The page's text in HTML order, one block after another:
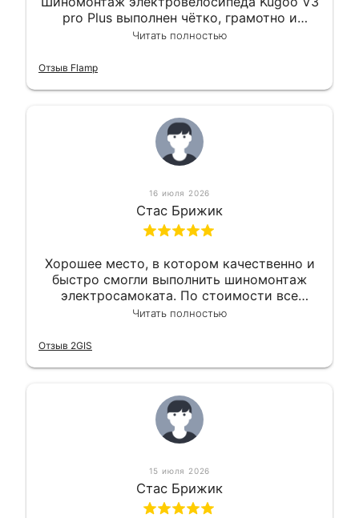
pro Plus выполнен чётко, грамотно и
квалифицированно. Всё сделано
Читать полностью
Отзыв Flamp
16 июля 2026
Стас Брижик
Хорошее место, в котором качественно и
быстро смогли выполнить шиномонтаж
электросамоката. По стоимости все
вышло вообще приемлемо хочу сказать.
Читать полностью
Отзыв 2GIS
15 июля 2026
Стас Брижик